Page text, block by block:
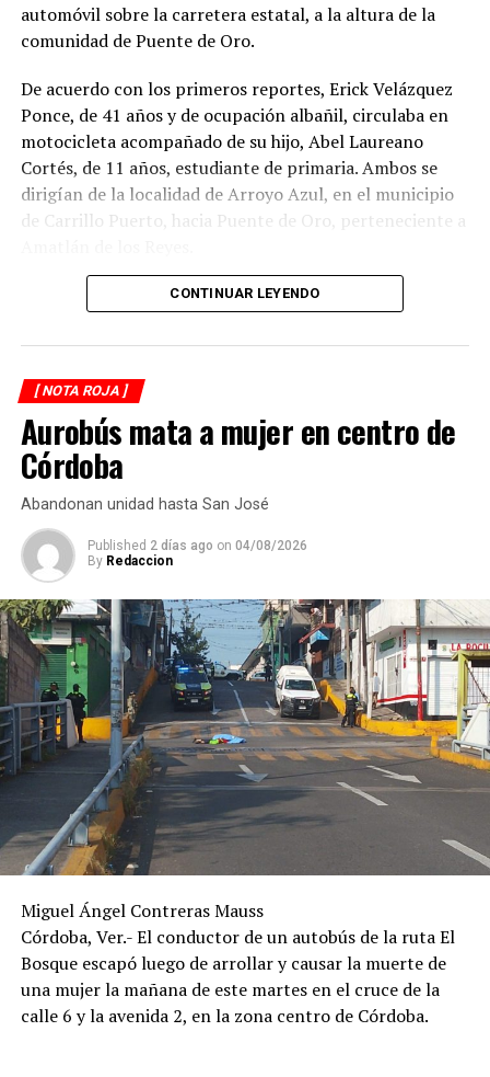
automóvil sobre la carretera estatal, a la altura de la
comunidad de Puente de Oro.
De acuerdo con los primeros reportes, Erick Velázquez
Ponce, de 41 años y de ocupación albañil, circulaba en
motocicleta acompañado de su hijo, Abel Laureano
Cortés, de 11 años, estudiante de primaria. Ambos se
dirigían de la localidad de Arroyo Azul, en el municipio
de Carrillo Puerto, hacia Puente de Oro, perteneciente a
El accidente ocurrió cuando, presuntamente, un
impactó por alcance, provocando que ambos cayeran
sobre la carpeta asfáltica.
Testigos solicitaron el apoyo de los cuerpos de
emergencia, quienes brindaron atención prehospitalaria
a los lesionados y los trasladaron a un hospital para su
valoración médica.
De acuerdo con versiones recabadas en el lugar, el
conductor del automóvil permaneció en el sitio tras el
percance, en tanto las autoridades realizaron las
diligencias correspondientes para determinar las causas
del accidente y el deslinde de responsabilidades.
CONTINUAR LEYENDO
[ NOTA ROJA ]
Aurobús mata a mujer en centro de
Córdoba
Abandonan unidad hasta San José
Published 2 días ago on 04/08/2026
By Redaccion
Miguel Ángel Contreras Mauss
Córdoba, Ver.- El conductor de un autobús de la ruta El
Bosque escapó luego de arrollar y causar la muerte de
una mujer la mañana de este martes en el cruce de la
calle 6 y la avenida 2, en la zona centro de Córdoba.